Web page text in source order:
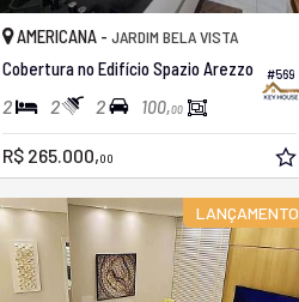
#569
AMERICANA - JARDIM BELA VISTA
Cobertura no Edifício Spazio Arezzo
2 2 2 100,00
R$ 265.000,00
LANÇAMENTO